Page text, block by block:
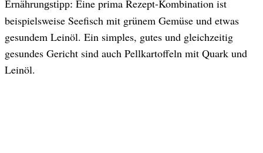
Ernährungstipp: Eine prima Rezept-Kombination ist
beispielsweise Seefisch mit grünem Gemüse und etwas
gesundem Leinöl. Ein simples, gutes und gleichzeitig
gesundes Gericht sind auch Pellkartoffeln mit Quark und
Leinöl.